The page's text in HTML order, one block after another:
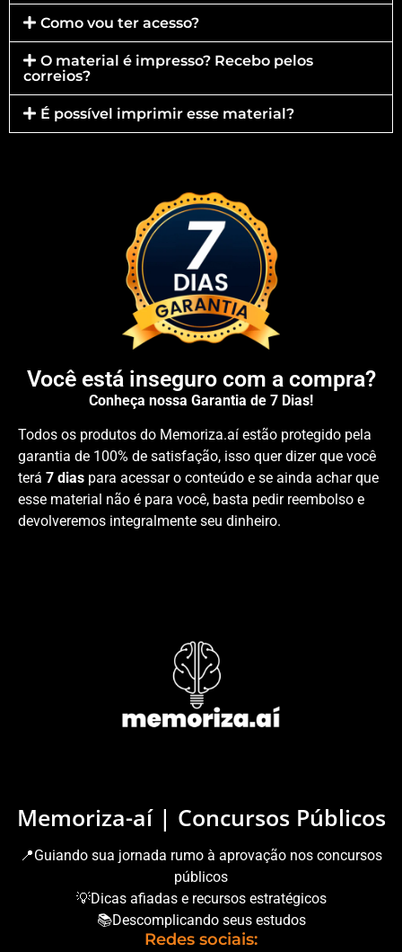
Como vou ter acesso?
O material é impresso? Recebo pelos
correios?
É possível imprimir esse material?
Você está inseguro com a compra?
Conheça nossa Garantia de 7 Dias!
Todos os produtos do Memoriza.aí estão protegido pela
garantia de 100% de satisfação, isso quer dizer que você
terá 7 dias para acessar o conteúdo e se ainda achar que
esse material não é para você, basta pedir reembolso e
devolveremos integralmente seu dinheiro.
Memoriza-aí | Concursos Públicos
📍Guiando sua jornada rumo à aprovação nos concursos
públicos
💡Dicas afiadas e recursos estratégicos
📚Descomplicando seus estudos
Redes sociais: